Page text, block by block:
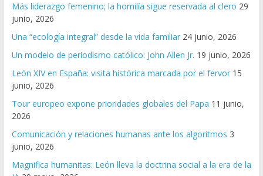
Más liderazgo femenino; la homilía sigue reservada al clero 29
junio, 2026
Una “ecología integral” desde la vida familiar 24 junio, 2026
Un modelo de periodismo católico: John Allen Jr. 19 junio, 2026
León XIV en España: visita histórica marcada por el fervor 15
junio, 2026
Tour europeo expone prioridades globales del Papa 11 junio,
2026
Comunicación y relaciones humanas ante los algoritmos 3
junio, 2026
Magnifica humanitas: León lleva la doctrina social a la era de la